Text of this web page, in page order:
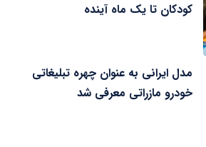
کودکان تا یک ماه آینده
مدل ایرانی به عنوان چهره تبلیغاتی
خودرو مازراتی معرفی شد